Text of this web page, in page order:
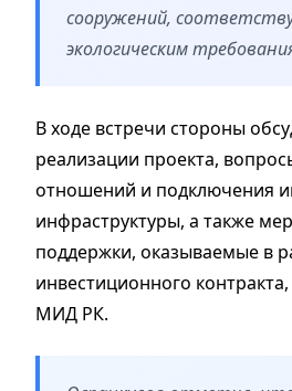
сооружений,
экологическим
В ходе встречи стороны
реализации проекта,
отношений и подключения
инфраструктуры, а также
поддержки, оказываемые в
инвестиционного
МИД РК.